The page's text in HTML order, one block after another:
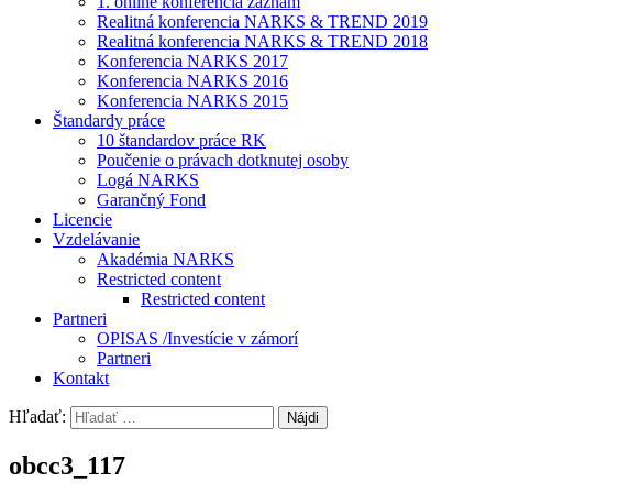
Realitná konferencia NARKS & TREND 2019
Realitná konferencia NARKS & TREND 2018
Konferencia NARKS 2017
Konferencia NARKS 2016
Konferencia NARKS 2015
Štandardy práce
10 štandardov práce RK
Poučenie o právach dotknutej osoby
Logá NARKS
Garančný Fond
Licencie
Vzdelávanie
Akadémia NARKS
Restricted content
Restricted content
Partneri
OPISAS /Investície v zámorí
Partneri
Kontakt
Hľadať:
obcc3_117